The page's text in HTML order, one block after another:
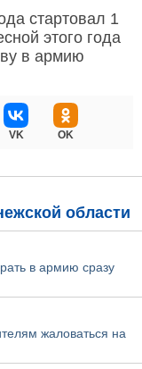
стартовал 1
этого года
в армию
VK OK
области
в армию сразу
жаловаться на